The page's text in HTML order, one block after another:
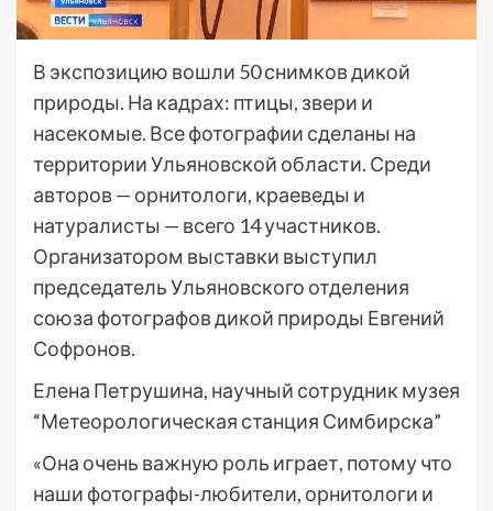
В экспозицию вошли 50 снимков дикой
природы. На кадрах: птицы, звери и
насекомые. Все фотографии сделаны на
территории Ульяновской области. Среди
авторов — орнитологи, краеведы и
натуралисты — всего 14 участников.
Организатором выставки выступил
председатель Ульяновского отделения
союза фотографов дикой природы Евгений
Софронов.
Елена Петрушина, научный сотрудник музея
“Метеорологическая станция Симбирска”
«Она очень важную роль играет, потому что
наши фотографы-любители, орнитологи и